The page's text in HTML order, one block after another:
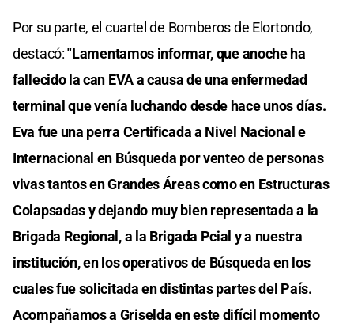
Por su parte, el cuartel de Bomberos de Elortondo,
destacó:"Lamentamos informar, que anoche ha
fallecido la can EVA a causa de una enfermedad
terminal que venía luchando desde hace unos días.
Eva fue una perra Certificada a Nivel Nacional e
Internacional en Búsqueda por venteo de personas
vivas tantos en Grandes Áreas como en Estructuras
Colapsadas y dejando muy bien representada a la
Brigada Regional, a la Brigada Pcial y a nuestra
institución, en los operativos de Búsqueda en los
cuales fue solicitada en distintas partes del País.
Acompañamos a Griselda en este difícil momento